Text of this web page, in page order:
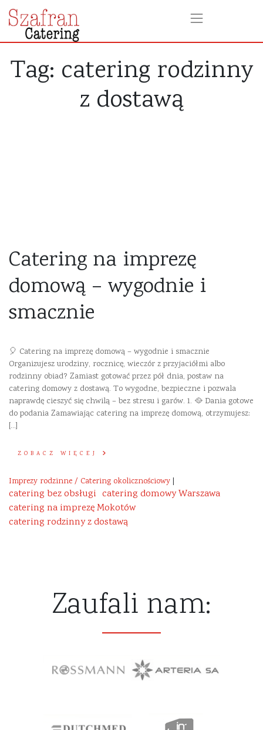
Tag: catering rodzinny
z dostawą
Catering na imprezę
domową – wygodnie i
smacznie
🎈 Catering na imprezę domową – wygodnie i smacznie
Organizujesz urodziny, rocznicę, wieczór z przyjaciółmi albo
rodzinny obiad? Zamiast gotować przez pół dnia, postaw na
catering domowy z dostawą. To wygodne, bezpieczne i pozwala
naprawdę cieszyć się chwilą – bez stresu i garów. 1. 🥘 Dania gotowe
do podania Zamawiając catering na imprezę domową, otrzymujesz:
[…]
ZOBACZ WIĘCEJ
Imprezy rodzinne / Catering okolicznościowy |
catering bez obsługi catering domowy Warszawa
catering na imprezę Mokotów
catering rodzinny z dostawą
Zaufali nam: